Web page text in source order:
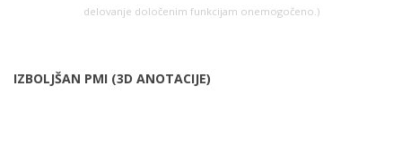
delovanje določenim funkcijam onemogočeno.)
IZBOLJŠAN PMI (3D ANOTACIJE)